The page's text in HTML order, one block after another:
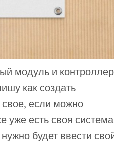
модуль и
как создать
если можно
уже есть своя система
будет ввести